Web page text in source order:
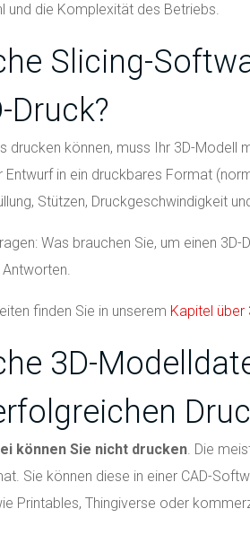
und die Komplexität des Betriebs.
Slicing-
Druck?
drucken können, muss Ihr 3D-Modell
Entwurf in ein druckbares Format
Stützen, Druckgeschwindigkeit
Was brauchen Sie, um einen
finden Sie in unserem Kapitel über
3D-
können Sie nicht drucken. Die
Sie können diese in einer CAD-
Printables, Thingiverse oder